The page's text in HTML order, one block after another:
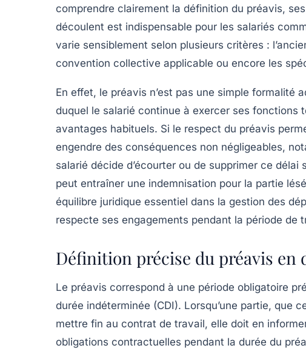
comprendre clairement la définition du préavis,
découlent est indispensable pour les salariés
varie sensiblement selon plusieurs critères :
convention collective applicable ou encore les
En effet, le préavis n’est pas une simple formalité
duquel le salarié continue à exercer ses fonctions
avantages habituels. Si le respect du préavis
engendre des conséquences non négligeables,
salarié décide d’écourter ou de supprimer ce
peut entraîner une indemnisation pour la partie
équilibre juridique essentiel dans la gestion des
respecte ses engagements pendant la période de
Définition précise du préavis en
Le préavis correspond à une période obligatoire
durée indéterminée (CDI). Lorsqu’une partie, que
mettre fin au contrat de travail, elle doit en
obligations contractuelles pendant la durée du